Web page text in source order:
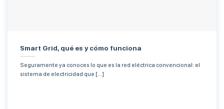
Smart Grid, qué es y cómo funciona
Seguramente ya conoces lo que es la red eléctrica convencional: el
sistema de electricidad que [...]